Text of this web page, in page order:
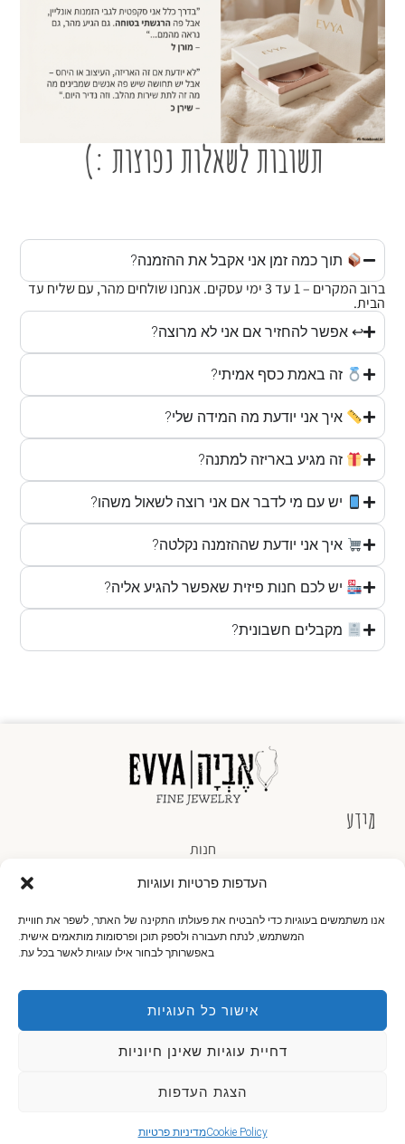
העדפות פרטיות ועוגיות
אנו משתמשים בעוגיות כדי להבטיח את פעולתו התקינה של האתר, לשפר את חוויית
המשתמש, לנתח תעבורה ולספק תוכן ופרסומות מותאמים אישית.
באפשרותך לבחור אילו עוגיות לאשר בכל עת.
אישור כל העוגיות
דחיית עוגיות שאינן חיוניות
הצגת העדפות
Cookie Policyמדיניות פרטיות
תשובות לשאלות נפוצות :)
תוך כמה זמן אני אקבל את ההזמנה?
ברוב המקרים – 1 עד 3 ימי עסקים. אנחנו שולחים מהר, עם שליח עד
הבית.
↩ אפשר להחזיר אם אני לא מרוצה?
זה באמת כסף אמיתי?
איך אני יודעת מה המידה שלי?
זה מגיע באריזה למתנה?
יש עם מי לדבר אם אני רוצה לשאול משהו?
איך אני יודעת שההזמנה נקלטה?
יש לכם חנות פיזית שאפשר להגיע אליה?
מקבלים חשבונית?
מידע
חנות
אודותינו
צור קשר
תקנון ותנאי שימוש באתר
מדיניות פרטיות
צור קשר
055-775-4145